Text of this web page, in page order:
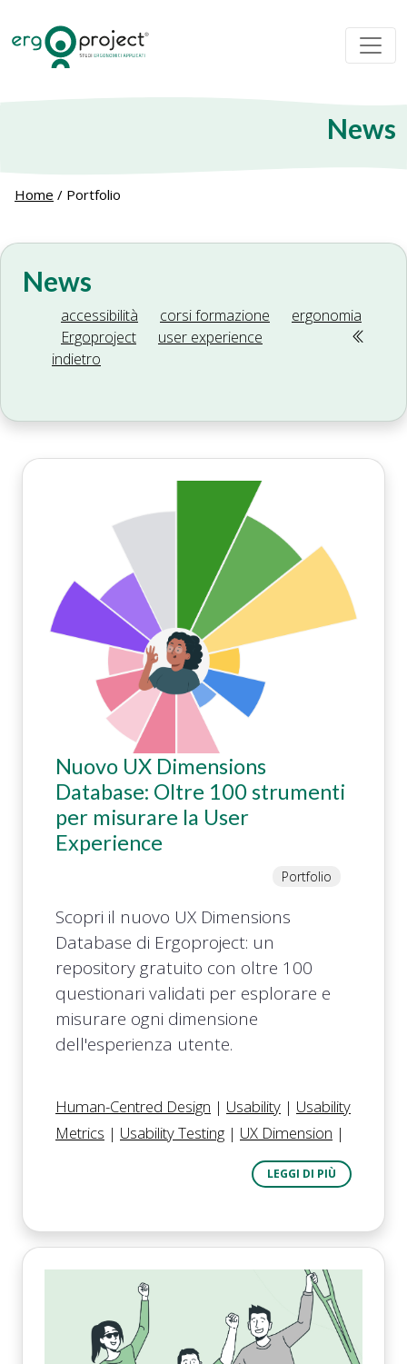
News
Home / Portfolio
News
accessibilità corsi formazione
ergonomia
Ergoproject
user experience
indietro
Nuovo UX Dimensions
Database: Oltre 100 strumenti
per misurare la User
Experience
Portfolio
Scopri il nuovo UX Dimensions
Database di Ergoproject: un
repository gratuito con oltre 100
questionari validati per esplorare e
misurare ogni dimensione
dell'esperienza utente.
Human-Centred Design | Usability | Usability
Metrics | Usability Testing | UX Dimension |
LEGGI DI PIÙ